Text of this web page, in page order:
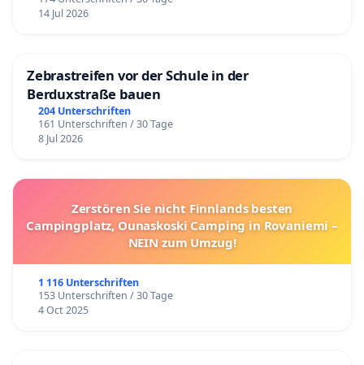
14 Jul 2026
Zebrastreifen vor der Schule in der
Berduxstraße bauen
204 Unterschriften
161 Unterschriften / 30 Tage
8 Jul 2026
Zerstören Sie nicht Finnlands besten
Campingplatz, Ounaskoski Camping in Rovaniemi –
NEIN zum Umzug!
1 116 Unterschriften
153 Unterschriften / 30 Tage
4 Oct 2025